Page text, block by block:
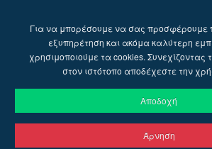
Για να μπορέσουμε να σας προσφέρουμε
εξυπηρέτηση και ακόμα καλύτερη
χρησιμοποιούμε τα cookies. Συνεχίζοντας
στον ιστότοπο αποδέχεστε την
Αποδοχή
Άρνηση